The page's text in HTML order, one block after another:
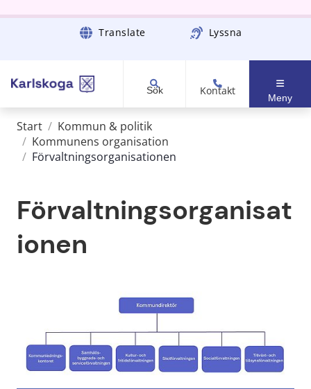
Gå till innehåll Translate Lyssna
Sök Kontakt
Meny
Start / Kommun & politik
/ Kommunens organisation
/ Förvaltningsorganisationen
Förvaltningsorganisat
ionen